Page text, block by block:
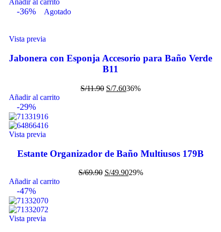
Añadir al carrito
-36% Agotado
Vista previa
Jabonera con Esponja Accesorio para Baño Verde
B11
S/11.90 S/7.6036%
Añadir al carrito
-29%
Vista previa
Estante Organizador de Baño Multiusos 179B
S/69.90 S/49.9029%
Añadir al carrito
-47%
Vista previa